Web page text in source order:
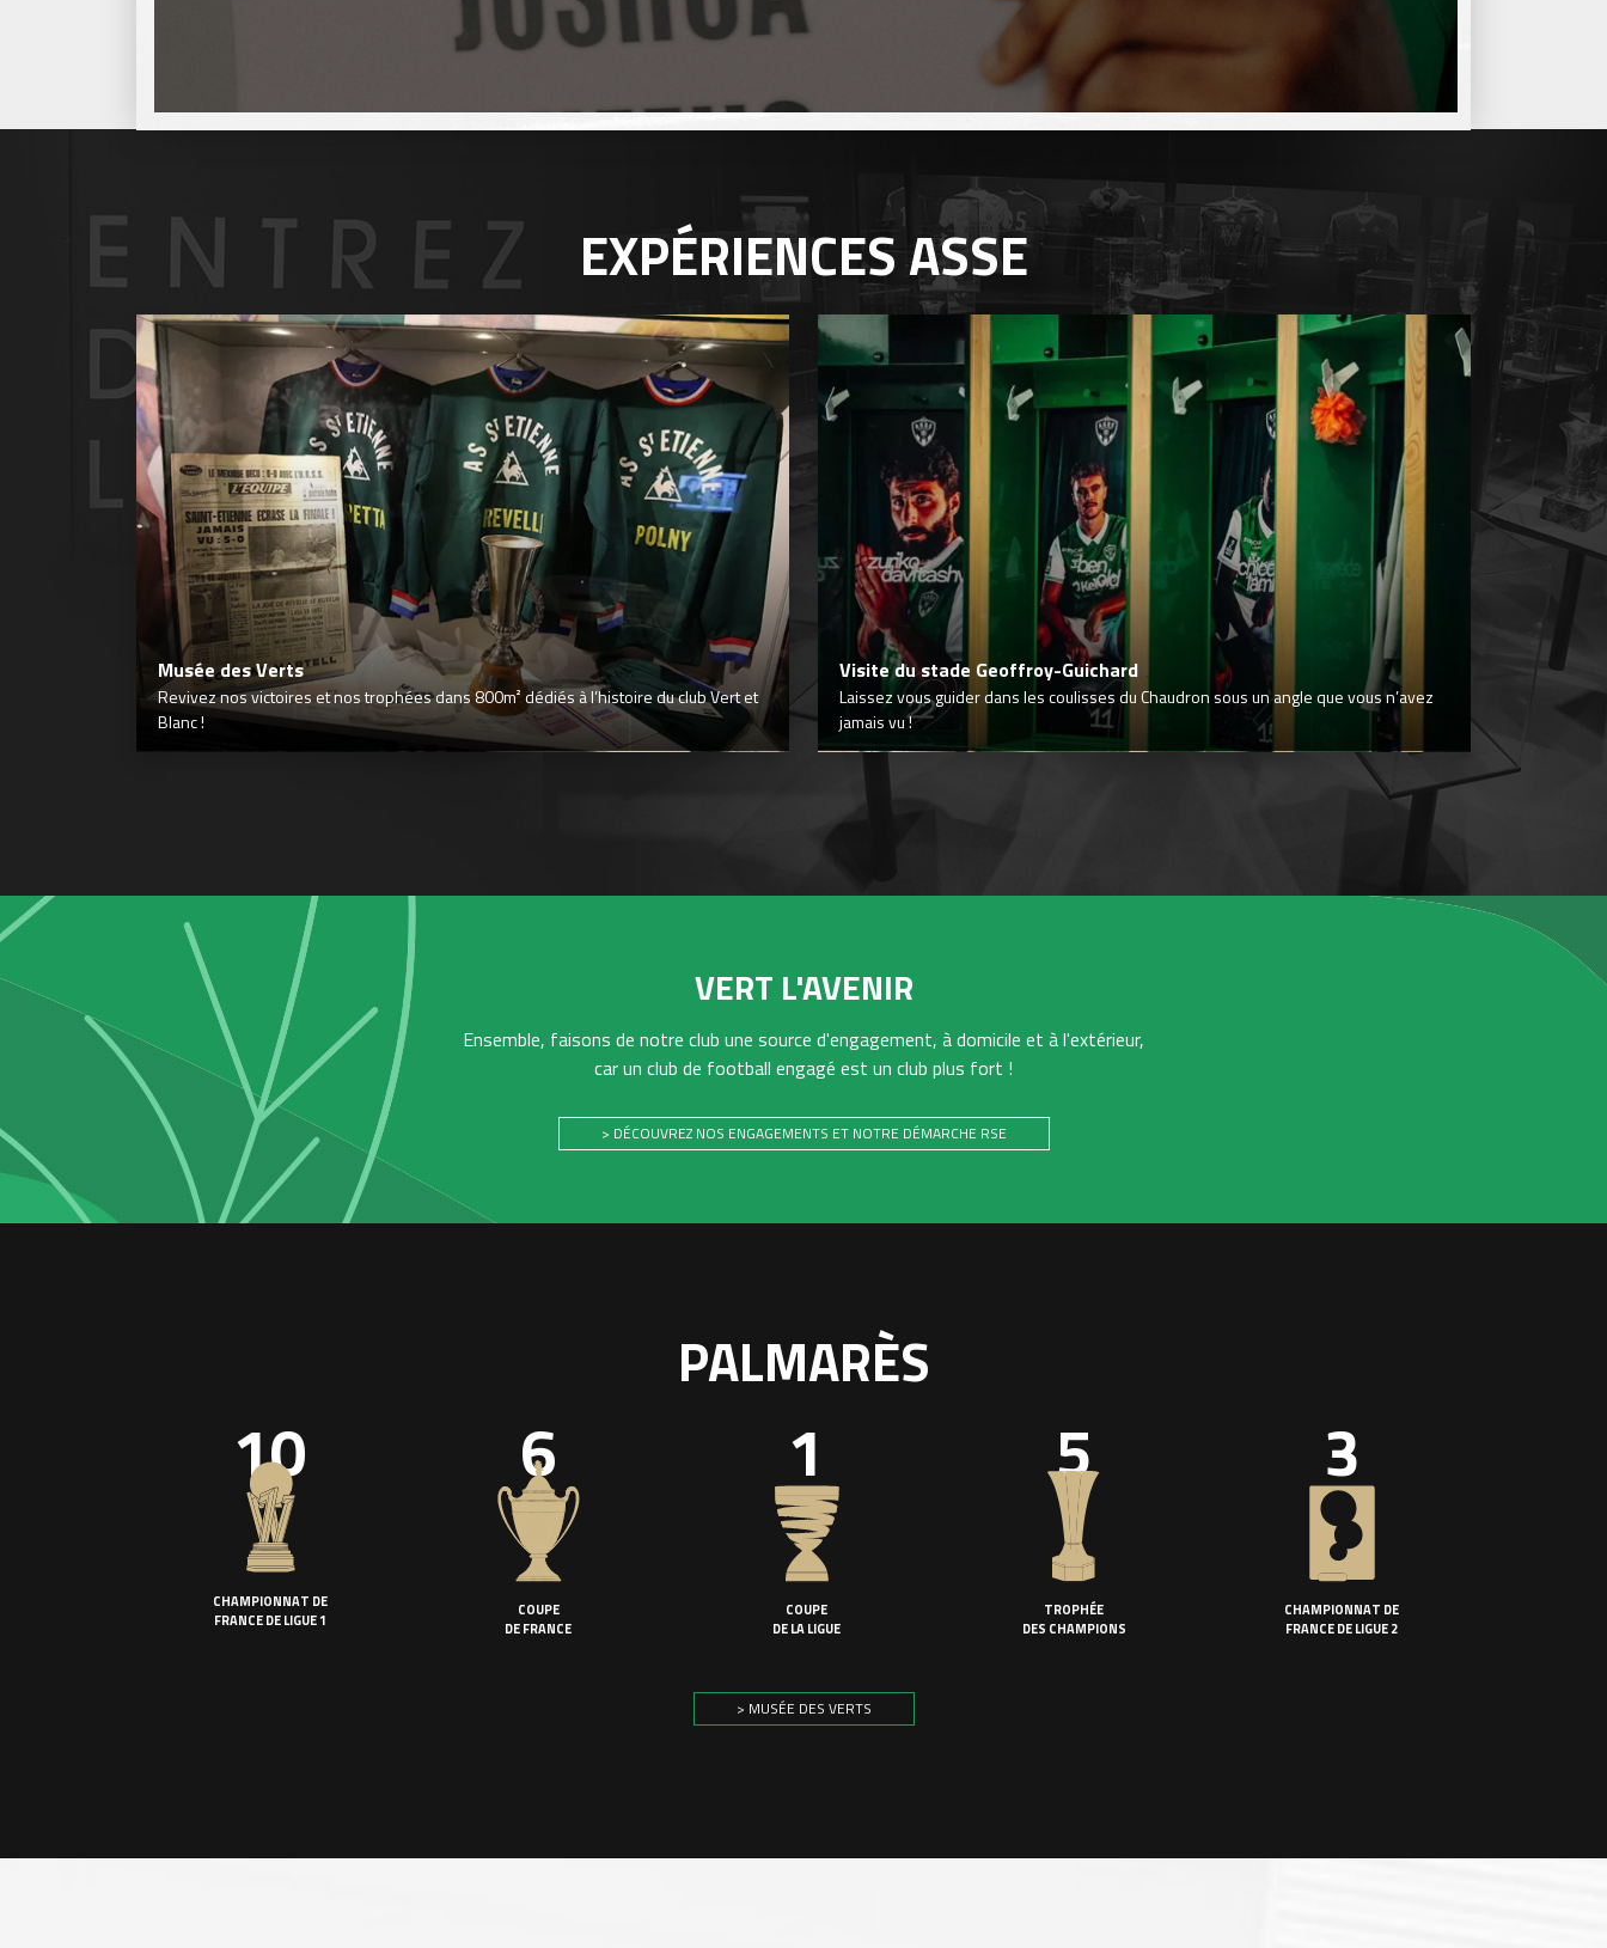
EXPÉRIENCESASSE
Musée des Verts
Revivez nos victoires et nos trophées dans 800m² dédiés à l’histoire du club Vert et
Blanc !
Visite du stade Geoffroy-Guichard
Laissez vous guider dans les coulisses du Chaudron sous un angle que vous n’avez
jamais vu !
VERT L'AVENIR
Ensemble, faisons de notre club une source d'engagement, à domicile et à l'extérieur,
car un club de football engagé est un club plus fort !
> DÉCOUVREZ NOS ENGAGEMENTS ET NOTRE DÉMARCHE RSE
PALMARÈS
10
CHAMPIONNAT DE
FRANCE DE LIGUE 1
6
COUPE
DE FRANCE
1
COUPE
DE LA LIGUE
5
TROPHÉE
DES CHAMPIONS
3
CHAMPIONNAT DE
FRANCE DE LIGUE 2
> MUSÉE DES VERTS